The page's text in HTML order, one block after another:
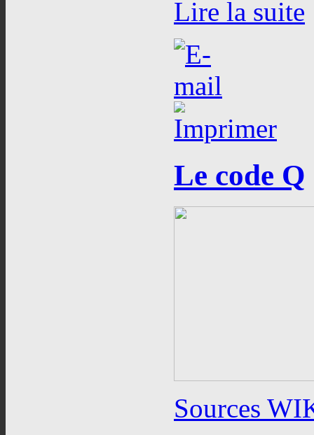
Lire la suite
Le code Q
Sources